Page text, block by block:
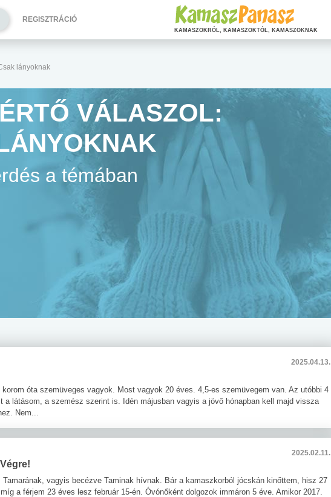
lányoknak
VÁLASZOL:
a témában
2025.04.13.
óta szemüveges vagyok. Most vagyok 20 éves. 4,5-es szemüvegem van. Az utóbbi 4
a látásom, a szemész szerint is. Idén májusban vagyis a jövő hónapban kell majd vissza
Nem...
2025.02.11.
vagyis becézve Taminak hívnak. Bár a kamaszkorból jócskán kinőttem, hisz 27
a férjem 23 éves lesz február 15-én. Óvónőként dolgozok immáron 5 éve. Amikor 2017.
REGISZTRÁCIÓ
KAMASZOKRÓL, KAMASZOKTÓL, KAMASZOKNAK